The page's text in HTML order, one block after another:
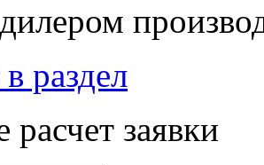
раздел
расчет заявки